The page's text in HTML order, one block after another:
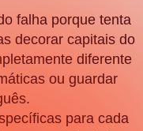
falha porque tenta
decorar capitais do
diferente
ou guardar
para cada